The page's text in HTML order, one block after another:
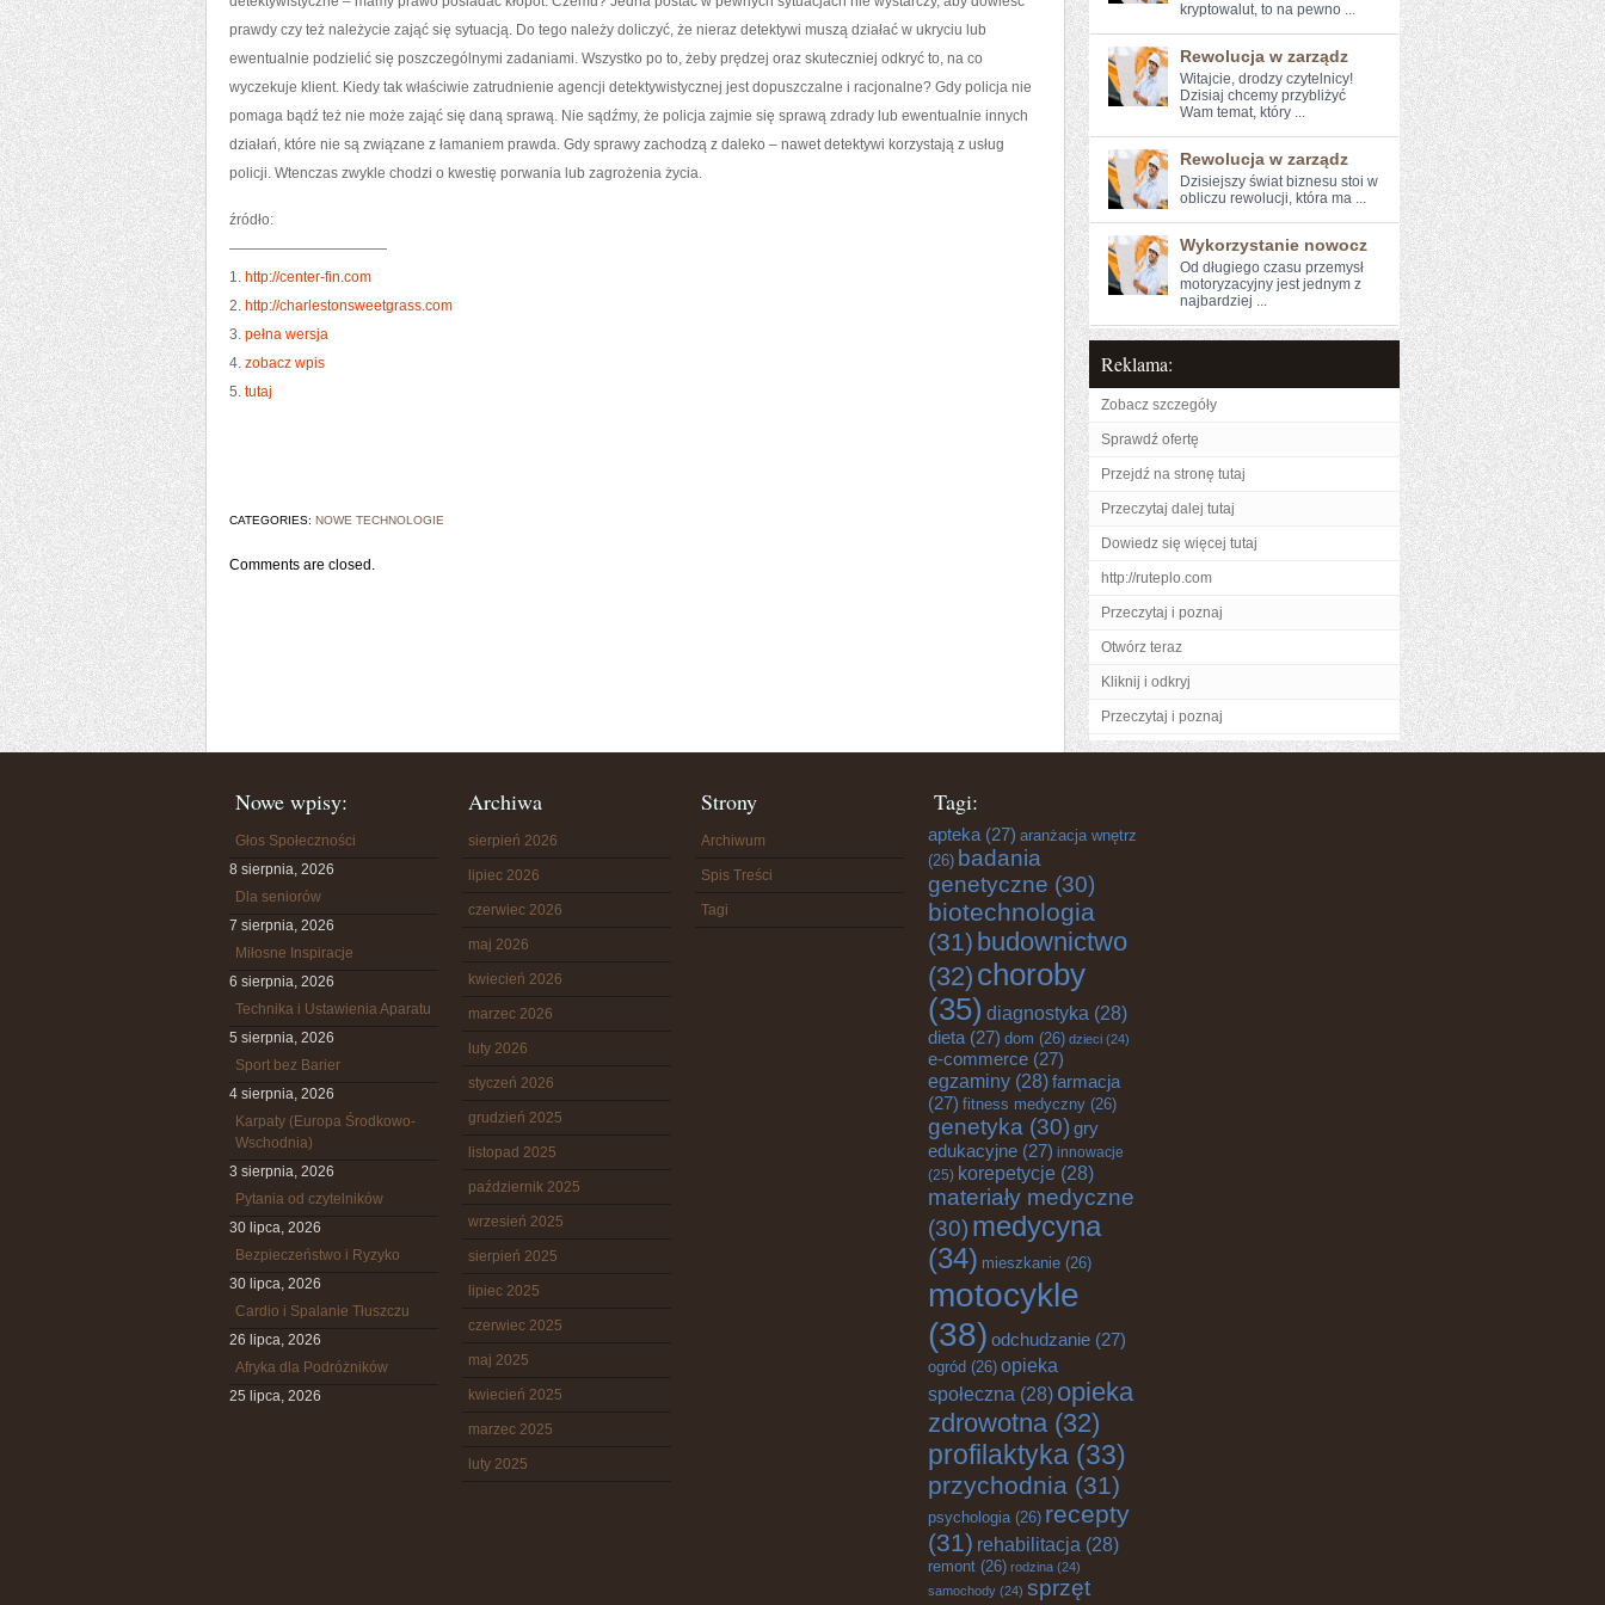
prawdy czy też należycie zająć się sytuacją. Do tego należy doliczyć, że nieraz detektywi muszą działać w ukryciu lub
ewentualnie podzielić się poszczególnymi zadaniami. Wszystko po to, żeby prędzej oraz skuteczniej odkryć to, na co
wyczekuje klient. Kiedy tak właściwie zatrudnienie agencji detektywistycznej jest dopuszczalne i racjonalne? Gdy policja nie
pomaga bądź też nie może zająć się daną sprawą. Nie sądźmy, że policja zajmie się sprawą zdrady lub ewentualnie innych
działań, które nie są związane z łamaniem prawda. Gdy sprawy zachodzą z daleko – nawet detektywi korzystają z usług
policji. Wtenczas zwykle chodzi o kwestię porwania lub zagrożenia życia.
źródło:
———————————
1. http://center-fin.com
2. http://charlestonsweetgrass.com
3. pełna wersja
4. zobacz wpis
5. tutaj
CATEGORIES: NOWE TECHNOLOGIE
Comments are closed.
kryptowalut, to na⁣ pewno ...
Rewolucja w zarządz
Witajcie, drodzy czytelnicy!
Dzisiaj chcemy ‌przybliżyć
Wam temat, który ...
Rewolucja w zarządz
Dzisiejszy świat biznesu stoi w
obliczu ‌rewolucji, która ma ...
Wykorzystanie nowocz
Od długiego‍ czasu przemysł
motoryzacyjny ⁤jest ‍jednym z
najbardziej ...
Reklama:
Zobacz szczegóły
Sprawdź ofertę
Przejdź na stronę tutaj
Przeczytaj dalej tutaj
Dowiedz się więcej tutaj
http://ruteplo.com
Przeczytaj i poznaj
Otwórz teraz
Kliknij i odkryj
Przeczytaj i poznaj
Nowe wpisy:
Głos Społeczności
8 sierpnia, 2026
Dla seniorów
7 sierpnia, 2026
Miłosne Inspiracje
6 sierpnia, 2026
Technika i Ustawienia Aparatu
5 sierpnia, 2026
Sport bez Barier
4 sierpnia, 2026
Karpaty (Europa Środkowo-
Wschodnia)
3 sierpnia, 2026
Pytania od czytelników
30 lipca, 2026
Bezpieczeństwo i Ryzyko
30 lipca, 2026
Cardio i Spalanie Tłuszczu
26 lipca, 2026
Afryka dla Podróżników
25 lipca, 2026
Archiwa
sierpień 2026
lipiec 2026
czerwiec 2026
maj 2026
kwiecień 2026
marzec 2026
luty 2026
styczeń 2026
grudzień 2025
listopad 2025
październik 2025
wrzesień 2025
sierpień 2025
lipiec 2025
czerwiec 2025
maj 2025
kwiecień 2025
marzec 2025
luty 2025
Strony
Archiwum
Spis Treści
Tagi
Tagi:
apteka (27) aranżacja wnętrz
(26) badania
genetyczne (30)
biotechnologia
(31) budownictwo
(32) choroby
(35) diagnostyka (28)
dieta (27) dom (26) dzieci (24)
e-commerce (27)
egzaminy (28)farmacja
(27) fitness medyczny (26)
genetyka (30) gry
edukacyjne (27) innowacje
(25) korepetycje (28)
materiały medyczne
(30) medycyna
(34) mieszkanie (26)
motocykle
(38) odchudzanie (27)
ogród (26) opieka
społeczna (28) opieka
zdrowotna(32)
profilaktyka (33)
przychodnia (31)
psychologia(26) recepty
(31) rehabilitacja (28)
remont (26) rodzina (24)
samochody (24) sprzęt